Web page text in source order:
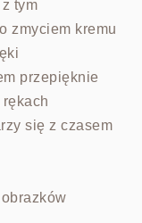
tym
zmyciem kremu
przepięknie
się z czasem